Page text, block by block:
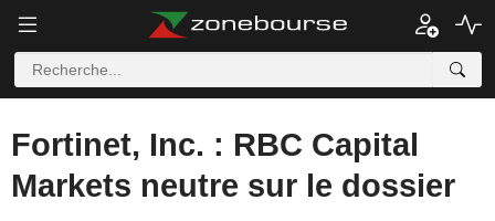
Fortinet, Inc. : RBC Capital
Markets neutre sur le dossier